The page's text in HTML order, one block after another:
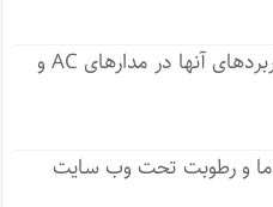
انواع اپتوکوپلر و کاربردهای آنها در مدارهای AC و
دما و رطوبت تحت وب سایت